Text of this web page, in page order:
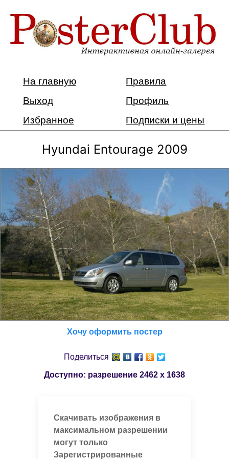
На главную
Правила
Выход
Профиль
Избранное
Подписки и цены
Hyundai Entourage 2009
Хочу оформить постер
Поделиться
Доступно: разрешение 2462 x 1638
Скачивать изображения в
максимальном разрешении
могут только
Зарегистрированные